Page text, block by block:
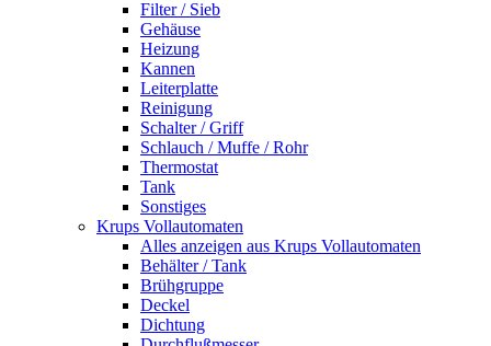
Filter / Sieb
Gehäuse
Heizung
Kannen
Leiterplatte
Reinigung
Schalter / Griff
Schlauch / Muffe / Rohr
Thermostat
Tank
Sonstiges
Krups Vollautomaten
Alles anzeigen aus Krups Vollautomaten
Behälter / Tank
Brühgruppe
Deckel
Dichtung